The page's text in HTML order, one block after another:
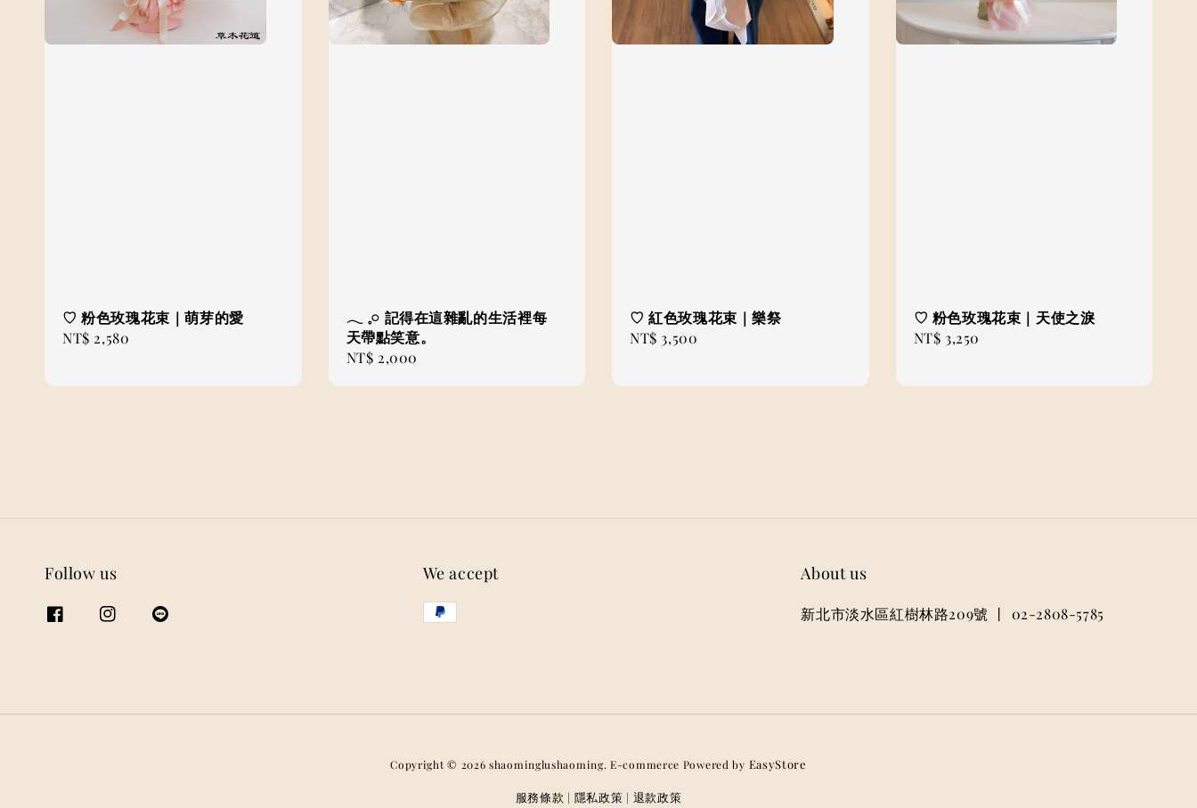
♡ 粉色玫瑰花束｜萌芽的愛
Regular
NT$ 2,580
𓂃 𓈒𓏸 記得在這雜亂的生活裡每
天帶點笑意。
Regular
NT$ 2,000
♡ 紅色玫瑰花束｜樂祭
Regular
NT$ 3,500
♡ 粉色玫瑰花束｜天使之淚
Regular
NT$ 3,250
Follow us We accept About us
新北市淡水區紅樹林路209號 丨 02-2808-5785
Copyright © 2026 shaominglushaoming. E-commerce Powered by EasyStore
服務條款 | 隱私政策 | 退款政策